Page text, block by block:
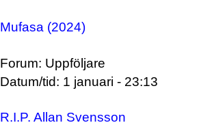
Mufasa (2024)
Forum: Uppföljare
Datum/tid: 1 januari - 23:13
R.I.P. Allan Svensson